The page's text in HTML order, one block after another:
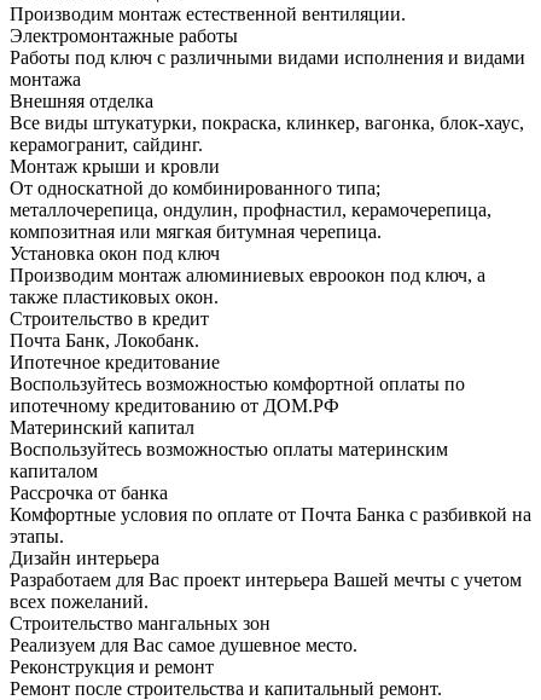
Производим монтаж естественной вентиляции.
Электромонтажные работы
Работы под ключ с различными видами исполнения и видами
монтажа
Внешняя отделка
Все виды штукатурки, покраска, клинкер, вагонка, блок-хаус,
керамогранит, сайдинг.
Монтаж крыши и кровли
От односкатной до комбинированного типа;
металлочерепица, ондулин, профнастил, керамочерепица,
композитная или мягкая битумная черепица.
Установка окон под ключ
Производим монтаж алюминиевых евроокон под ключ, а
также пластиковых окон.
Строительство в кредит
Почта Банк, Локобанк.
Ипотечное кредитование
Воспользуйтесь возможностью комфортной оплаты по
ипотечному кредитованию от ДОМ.РФ
Материнский капитал
Воспользуйтесь возможностью оплаты материнским
капиталом
Рассрочка от банка
Комфортные условия по оплате от Почта Банка с разбивкой на
этапы.
Дизайн интерьера
Разработаем для Вас проект интерьера Вашей мечты с учетом
всех пожеланий.
Строительство мангальных зон
Реализуем для Вас самое душевное место.
Реконструкция и ремонт
Ремонт после строительства и капитальный ремонт.